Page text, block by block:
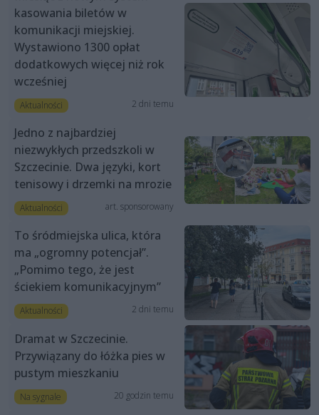
kasowania biletów w
komunikacji miejskiej.
Wystawiono 1300 opłat
dodatkowych więcej niż rok
wcześniej
Aktualności 2 dni temu
Jedno z najbardziej
niezwykłych przedszkoli w
Szczecinie. Dwa języki, kort
tenisowy i drzemki na mrozie
Aktualności art. sponsorowany
To śródmiejska ulica, która
ma „ogromny potencjał”.
„Pomimo tego, że jest
ściekiem komunikacyjnym”
Aktualności 2 dni temu
Dramat w Szczecinie.
Przywiązany do łóżka pies w
pustym mieszkaniu
Na sygnale 20 godzin temu